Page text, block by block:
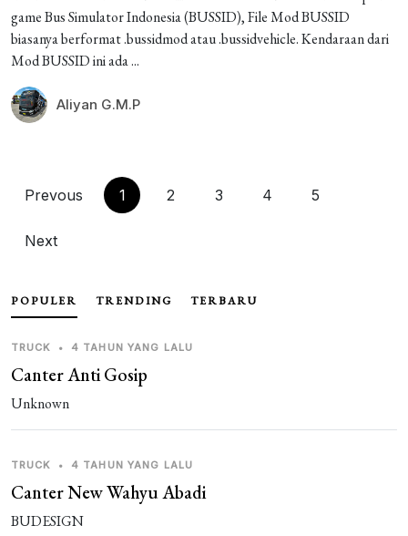
game Bus Simulator Indonesia (BUSSID), File Mod BUSSID
biasanya berformat .bussidmod atau .bussidvehicle. Kendaraan dari
Mod BUSSID ini ada ...
Aliyan G.M.P
Prevous 1 2 3 4 5
Next
POPULER TRENDING TERBARU
TRUCK • 4 TAHUN YANG LALU
Canter Anti Gosip
Unknown
TRUCK • 4 TAHUN YANG LALU
Canter New Wahyu Abadi
BUDESIGN